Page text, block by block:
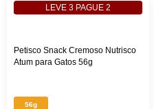
LEVE 3 PAGUE 2
Petisco Snack Cremoso Nutrisco
Atum para Gatos 56g
56g